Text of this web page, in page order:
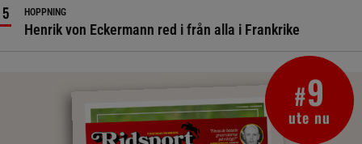
HOPPNING
Henrik von Eckermann red i från alla i Frankrike
#9
ute nu